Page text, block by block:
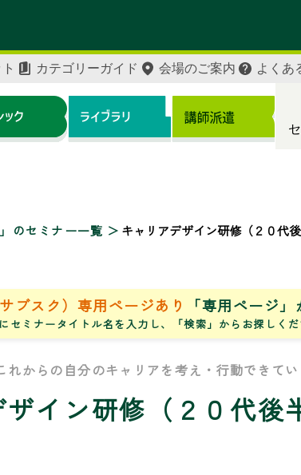
カテゴリーガイド 会場のご案内 よくあ
のセミナー一覧 キャリアデザイン研修（２０代
ブスク）専用ページあり 「専用ページ
セミナータイトル名を入力し、「検索」からお探しく
れからの自分のキャリアを考え・行動できてい
イン研修（２０代後